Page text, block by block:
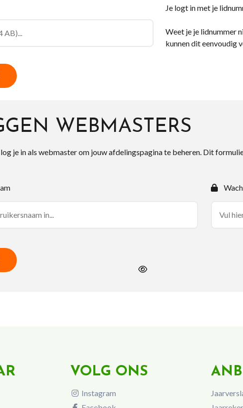
Je logt in met je
Weet je je lidnummer
kunnen dit eenvoudig
WEBMASTERS
je in als webmaster om jouw afdelingspagina te beheren. Dit
VOLG ONS
Instagram